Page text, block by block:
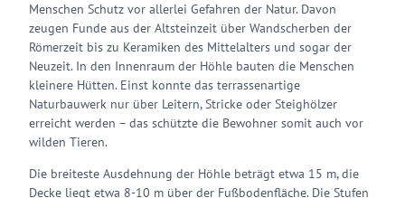
Menschen Schutz vor allerlei Gefahren der Natur. Davon
zeugen Funde aus der Altsteinzeit über Wandscherben der
Römerzeit bis zu Keramiken des Mittelalters und sogar der
Neuzeit. In den Innenraum der Höhle bauten die Menschen
kleinere Hütten. Einst konnte das terrassenartige
Naturbauwerk nur über Leitern, Stricke oder Steighölzer
erreicht werden – das schützte die Bewohner somit auch vor
wilden Tieren.
Die breiteste Ausdehnung der Höhle beträgt etwa 15 m, die
Decke liegt etwa 8-10 m über der Fußbodenfläche. Die Stufen